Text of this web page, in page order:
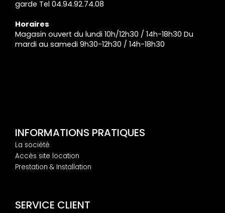
garde Tel 04.94.92.74.08
Horaires
Magasin ouvert du lundi 10h/12h30 / 14h-18h30 Du
mardi au samedi 9h30-12h30 / 14h-18h30
INFORMATIONS PRATIQUES
La société
Accès site location
Prestation & Installation
SERVICE CLIENT